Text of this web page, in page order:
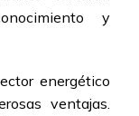
y
energético
ventajas.